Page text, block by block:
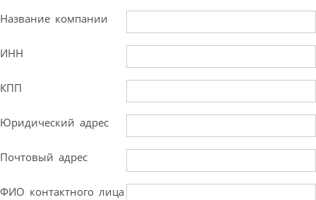
Название компании
ИНН
КПП
Юридический адрес
Почтовый адрес
ФИО контактного лица